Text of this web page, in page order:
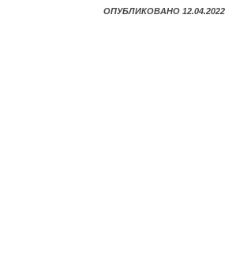
ОПУБЛИКОВАНО 12.04.2022